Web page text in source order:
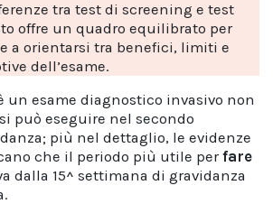
tra test di screening e test
offre un quadro equilibrato per
a orientarsi tra benefici, limiti e
dell’esame.
un esame diagnostico invasivo non
può eseguire nel secondo
più nel dettaglio, le evidenze
che il periodo più utile perfare
dalla 15^ settimana di gravidanza